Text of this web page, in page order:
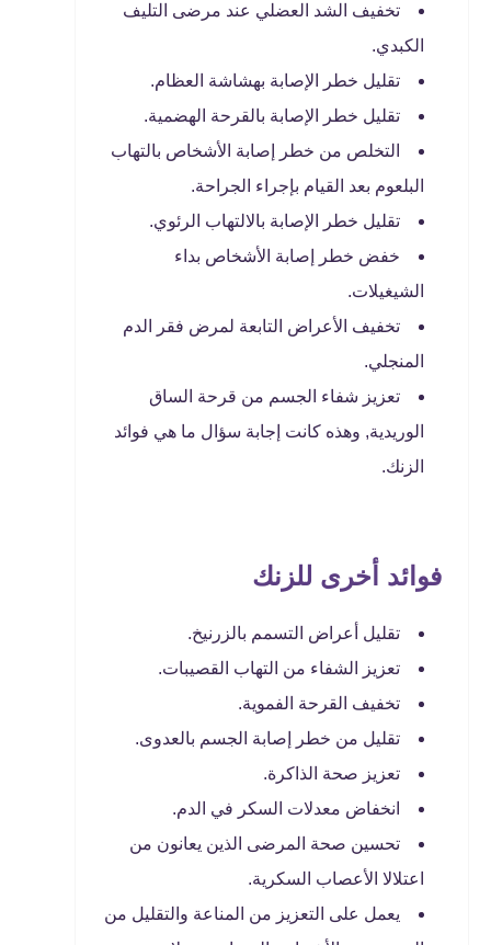
تخفيف الشد العضلي عند مرضى التليف
الكبدي.
تقليل خطر الإصابة بهشاشة العظام.
تقليل خطر الإصابة بالقرحة الهضمية.
التخلص من خطر إصابة الأشخاص بالتهاب
البلعوم بعد القيام بإجراء الجراحة.
تقليل خطر الإصابة بالالتهاب الرئوي.
خفض خطر إصابة الأشخاص بداء
الشيغيلات.
تخفيف الأعراض التابعة لمرض فقر الدم
المنجلي.
تعزيز شفاء الجسم من قرحة الساق
الوريدية, وهذه كانت إجابة سؤال ما هي فوائد
الزنك.
فوائد أخرى للزنك
تقليل أعراض التسمم بالزرنيخ.
تعزيز الشفاء من التهاب القصيبات.
تخفيف القرحة الفموية.
تقليل من خطر إصابة الجسم بالعدوى.
تعزيز صحة الذاكرة.
انخفاض معدلات السكر في الدم.
تحسين صحة المرضى الذين يعانون من
اعتلالا الأعصاب السكرية.
يعمل على التعزيز من المناعة والتقليل من